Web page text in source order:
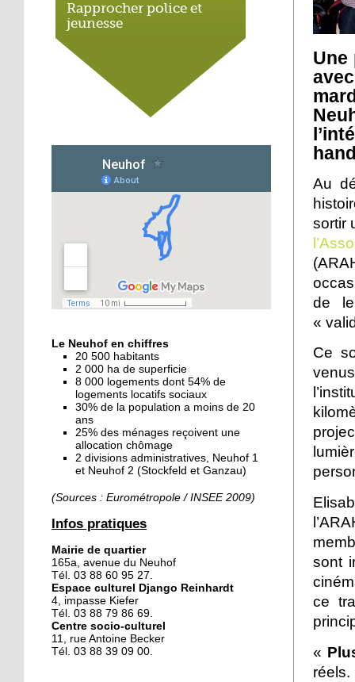
Rapprocher police et
jeunesse
18 octobre 2018
Un jardin face aux
obstacles
Jouer à Fifa à la
médiathèque
16 octobre 2018
«Chacun me propose un
autofinancement là, ce
qui vous vient !»
16 octobre 2018
ciel ouvert »
16 octobre 2018
Un vécu de poids
15 octobre 2018
Difracto : devenir un pro
avec Django
Le vrac s'invite au Neuhof
11 octobre 2018
Les petites filles
chaussent leurs
Le Neuhof en chiffres
20 500 habitants
2 000 ha de superficie
8 000 logements dont 54% de
logements locatifs sociaux
30% de la population a moins de 20
ans
25% des ménages reçoivent une
allocation chômage
2 divisions administratives, Neuhof 1
et Neuhof 2 (Stockfeld et Ganzau)
(Sources : Eurométropole / INSEE 2009)
Infos pratiques
Mairie de quartier
165a, avenue du Neuhof
Tél. 03 88 60 95 27.
Espace culturel Django Reinhardt
4, impasse Kiefer
Tél. 03 88 79 86 69.
Centre socio-culturel
11, rue Antoine Becker
Tél. 03 88 39 09 00.
Une
Au
sortir
de
«
Ce
sont
ce
«